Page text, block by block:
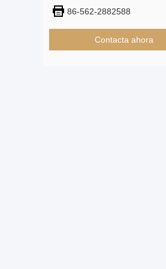
86-562-2882588
Contacta ahora